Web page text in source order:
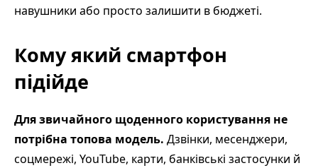
навушники або просто залишити в бюджеті.
Кому який смартфон
підійде
Для звичайного щоденного користування не
потрібна топова модель. Дзвінки, месенджери,
соцмережі, YouTube, карти, банківські застосунки й